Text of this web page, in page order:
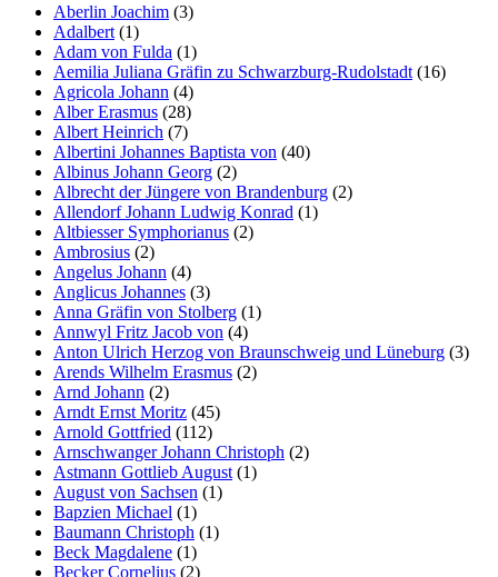
Aberlin Joachim (3)
Adalbert (1)
Adam von Fulda (1)
Aemilia Juliana Gräfin zu Schwarzburg-Rudolstadt (16)
Agricola Johann (4)
Alber Erasmus (28)
Albert Heinrich (7)
Albertini Johannes Baptista von (40)
Albinus Johann Georg (2)
Albrecht der Jüngere von Brandenburg (2)
Allendorf Johann Ludwig Konrad (1)
Altbiesser Symphorianus (2)
Ambrosius (2)
Angelus Johann (4)
Anglicus Johannes (3)
Anna Gräfin von Stolberg (1)
Annwyl Fritz Jacob von (4)
Anton Ulrich Herzog von Braunschweig und Lüneburg (3)
Arends Wilhelm Erasmus (2)
Arnd Johann (2)
Arndt Ernst Moritz (45)
Arnold Gottfried (112)
Arnschwanger Johann Christoph (2)
Astmann Gottlieb August (1)
August von Sachsen (1)
Bapzien Michael (1)
Baumann Christoph (1)
Beck Magdalene (1)
Becker Cornelius (2)